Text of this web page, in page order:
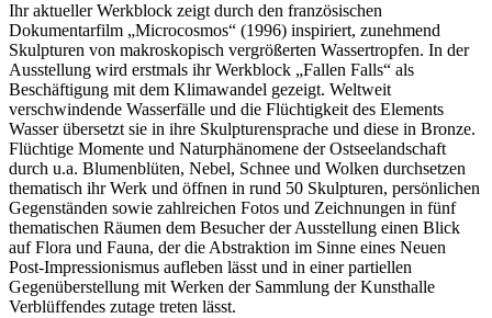
Ihr aktueller Werkblock zeigt durch den französischen
Dokumentarfilm „Microcosmos“ (1996) inspiriert, zunehmend
Skulpturen von makroskopisch vergrößerten Wassertropfen. In der
Ausstellung wird erstmals ihr Werkblock „Fallen Falls“ als
Beschäftigung mit dem Klimawandel gezeigt. Weltweit
verschwindende Wasserfälle und die Flüchtigkeit des Elements
Wasser übersetzt sie in ihre Skulpturensprache und diese in Bronze.
Flüchtige Momente und Naturphänomene der Ostseelandschaft
durch u.a. Blumenblüten, Nebel, Schnee und Wolken durchsetzen
thematisch ihr Werk und öffnen in rund 50 Skulpturen, persönlichen
Gegenständen sowie zahlreichen Fotos und Zeichnungen in fünf
thematischen Räumen dem Besucher der Ausstellung einen Blick
auf Flora und Fauna, der die Abstraktion im Sinne eines Neuen
Post-Impressionismus aufleben lässt und in einer partiellen
Gegenüberstellung mit Werken der Sammlung der Kunsthalle
Verblüffendes zutage treten lässt.